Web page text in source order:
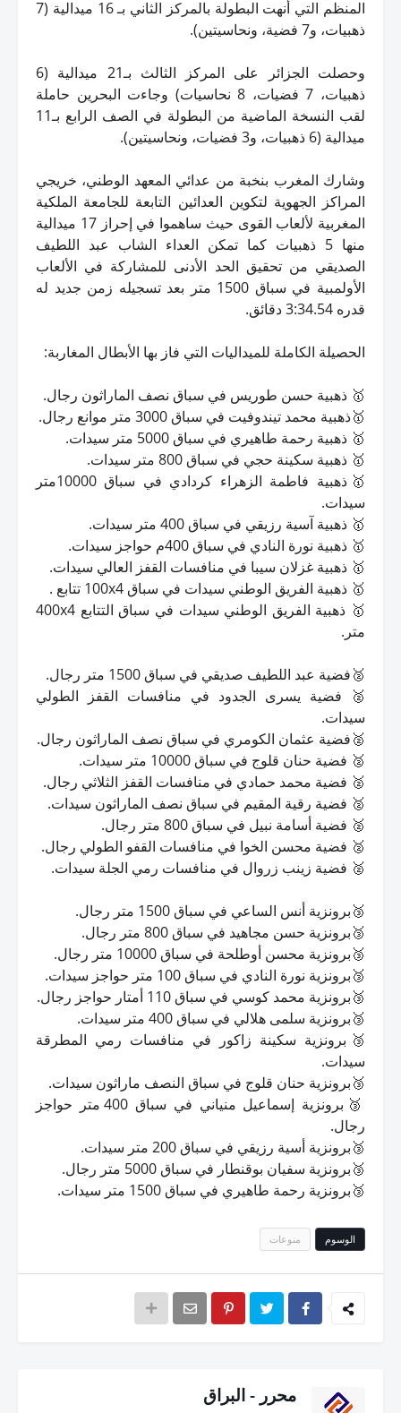
المنظم التي أنهت البطولة بالمركز الثاني بـ 16 ميدالية (7
ذهبيات، و7 فضية، ونحاسيتين).
وحصلت الجزائر على المركز الثالث بـ21 ميدالية (6
ذهبيات، 7 فضيات، 8 نحاسيات) وجاءت البحرين حاملة
لقب النسخة الماضية من البطولة في الصف الرابع بـ11
ميدالية (6 ذهبيات، و3 فضيات، ونحاسيتين).
وشارك المغرب بنخبة من عدائي المعهد الوطني، خريجي
المراكز الجهوية لتكوين العدائين التابعة للجامعة الملكية
المغربية لألعاب القوى حيث ساهموا في إحراز 17 ميدالية
منها 5 ذهبيات كما تمكن العداء الشاب عبد اللطيف
الصديقي من تحقيق الحد الأدنى للمشاركة في الألعاب
الأولمبية في سباق 1500 متر بعد تسجيله زمن جديد له
قدره 3:34.54 دقائق.
الحصيلة الكاملة للميداليات التي فاز بها الأبطال المغاربة:
🥇 ذهبية حسن طوريس في سباق نصف الماراثون رجال.
🥇ذهبية محمد تيندوفيت في سباق 3000 متر موانع رجال.
🥇 ذهبية رحمة طاهيري في سباق 5000 متر سيدات.
🥇 ذهبية سكينة حجي في سباق 800 متر سيدات.
🥇ذهبية فاطمة الزهراء كردادي في سباق 10000متر
سيدات.
🥇 ذهبية آسية رزيقي في سباق 400 متر سيدات.
🥇 ذهبية نورة النادي في سباق 400م حواجز سيدات.
🥇 ذهبية غزلان سيبا في منافسات القفز العالي سيدات.
🥇 ذهبية الفريق الوطني سيدات في سباق 100x4 تتابع .
🥇 ذهبية الفريق الوطني سيدات في سباق التتابع 400x4
متر.
🥈فضية عبد اللطيف صديقي في سباق 1500 متر رجال.
🥈 فضية يسرى الجدود في منافسات القفز الطولي
سيدات.
🥈فضية عثمان الكومري في سباق نصف الماراثون رجال.
🥈 فضية حنان قلوج في سباق 10000 متر سيدات.
🥈 فضية محمد حمادي في منافسات القفز الثلاثي رجال.
🥈 فضية رقية المقيم في سباق نصف الماراثون سيدات.
🥈 فضية أسامة نبيل في سباق 800 متر رجال.
🥈 فضية محسن الخوا في منافسات القفو الطولي رجال.
🥈 فضية زينب زروال في منافسات رمي الجلة سيدات.
🥉برونزية أنس الساعي في سباق 1500 متر رجال.
🥉برونزية حسن مجاهيد في سباق 800 متر رجال.
🥉برونزية محسن أوطلحة في سباق 10000 متر رجال.
🥉برونزية نورة النادي في سباق 100 متر حواجز سيدات.
🥉برونزية محمد كوسي في سباق 110 أمتار حواجز رجال.
🥉برونزية سلمى هلالي في سباق 400 متر سيدات.
🥉برونزية سكينة زاكور في منافسات رمي المطرقة
سيدات.
🥉برونزية حنان قلوج في سباق النصف ماراثون سيدات.
🥉برونزية إسماعيل منياني في سباق 400 متر حواجز
رجال.
🥉برونزية أسية رزيقي في سباق 200 متر سيدات.
🥉برونزية سفيان بوقنطار في سباق 5000 متر رجال.
🥉برونزية رحمة طاهيري في سباق 1500 متر سيدات.
الوسوم منوعات
محرر - البراق